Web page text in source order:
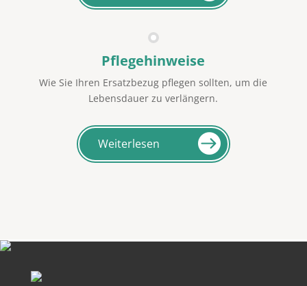
Pflegehinweise
Wie Sie Ihren Ersatzbezug pflegen sollten, um die
Lebensdauer zu verlängern.
Weiterlesen